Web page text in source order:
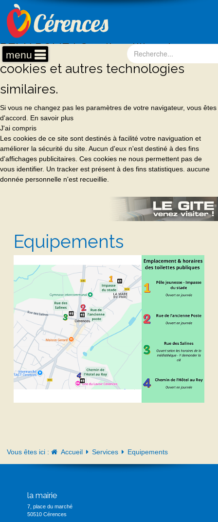
REMARQUE ! Ce site utilise des
cookies et autres technologies
similaires.
Si vous ne changez pas les paramètres de votre navigateur, vous êtes
d'accord. En savoir plus
J'ai compris
Les cookies de ce site sont destinés à facilité votre naviguation et
améliorer la sécurité du site. Aucun d'eux n'est destiné à des fins
d'affichages publicitaires. Ces cookies ne nous permettent pas de
vous identifier. Un tracker est présent à des fins statistiques. aucune
donnée personnelle n'est recueillie.
menu
Equipements
Vous êtes ici : Accueil Services Equipements
la mairie
7, place du marché
50510 Cérences